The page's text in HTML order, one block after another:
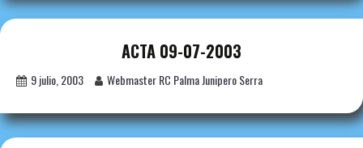
ACTA 09-07-2003
9 julio, 2003 Webmaster RC Palma Junipero Serra